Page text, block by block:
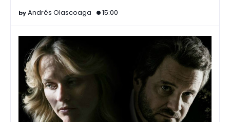
Andrés Olascoaga 15:00